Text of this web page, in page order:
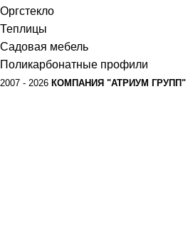
Оргстекло
Теплицы
Садовая мебель
Поликарбонатные профили
2007 - 2026 КОМПАНИЯ "АТРИУМ ГРУПП"